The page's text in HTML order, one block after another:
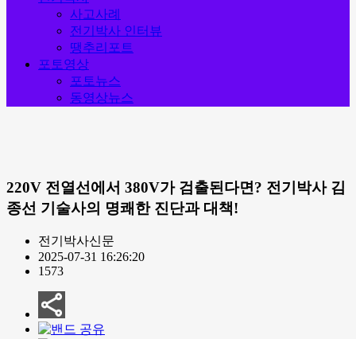
사고사례
전기박사 인터뷰
땡추리포트
포토영상
포토뉴스
동영상뉴스
220V 전열선에서 380V가 검출된다면? 전기박사 김
종선 기술사의 명쾌한 진단과 대책!
전기박사신문
2025-07-31 16:26:20
1573